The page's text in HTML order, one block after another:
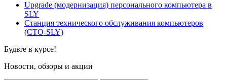
Upgrade (модернизация) персонального компьютера в
SLY
Станция технического обслуживания компьютеров
(СТО-SLY)
Будьте в курсе!
Новости, обзоры и акции